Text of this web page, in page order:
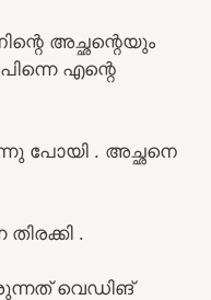
അച്ഛന്റെയും
എന്റെ
പോയി . അച്ഛനെ
.
വെഡിങ്